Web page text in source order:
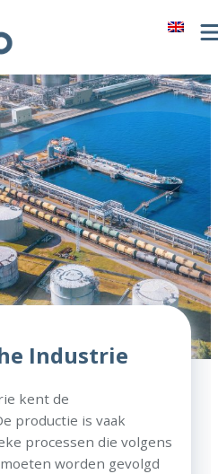
Industrie
kent de
productie is vaak
processen die volgens
worden gevolgd